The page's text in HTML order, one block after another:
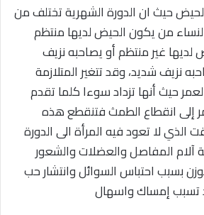
حيث ان الدورة الشهرية تختلف من
من يكون الحيض لديها منتظم
غير منتظم أو يصاحبه نزيف
نزيف شديد، وقد تتغير المتلازمة
حيث أنها تزداد سوءا كلما تقدم
إلى انقطاع الطمث فتنقطع هذه
الذي لا تعود فيه المرأة الى الدورة
آلام المفاصل والعضلات والشعور
بسبب احتباس السوائل وانتشار حب
تسبب إمساك واسهال